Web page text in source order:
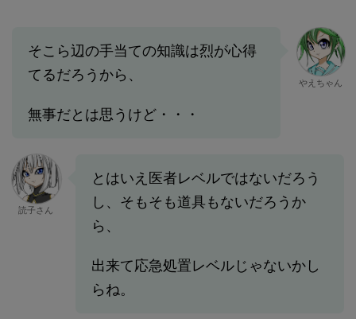
そこら辺の手当ての知識は烈が心得
てるだろうから、
無事だとは思うけど・・・
やえちゃん
読子さん
とはいえ医者レベルではないだろう
し、そもそも道具もないだろうか
ら、
出来て応急処置レベルじゃないかし
らね。